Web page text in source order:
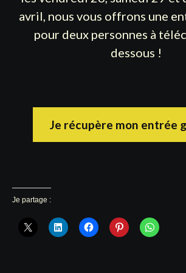
avril, nous vous offrons une
pour deux personnes à
dessous !
Je récupère mon entrée
Je partage :